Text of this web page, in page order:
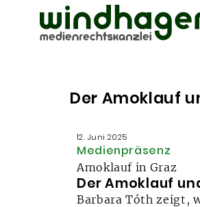
Der Amoklauf
12. Juni 2025
Medienpräsenz
Amoklauf in Graz
Der Amoklauf
Barbara Tóth zeigt,